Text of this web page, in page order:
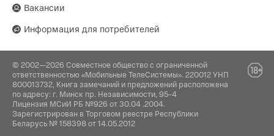
Поставщик:
ООО "Электросервис и Ко" г. Минск, пр.
Независимости, 179, пом.17-1, тел. 228-66-65
Вакансии
Информация для потребителей
© 2002—2026 Совместное общество с ограниченной
ответственностью «Мобильные ТелеСистемы». 220012 УНП
800013732, Книга замечаний и предложений расположена
по адресу: г. Минск пр. Независимости, 95-4
Лицензия МСиИ РБ №926 от 30.04 .2004.
Зарегистрирован в Торговом реестре Республики
Беларусь № 158398 от 14.05.2012